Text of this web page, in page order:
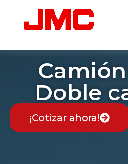
Camión
Doble
¡Cotizar ahora!